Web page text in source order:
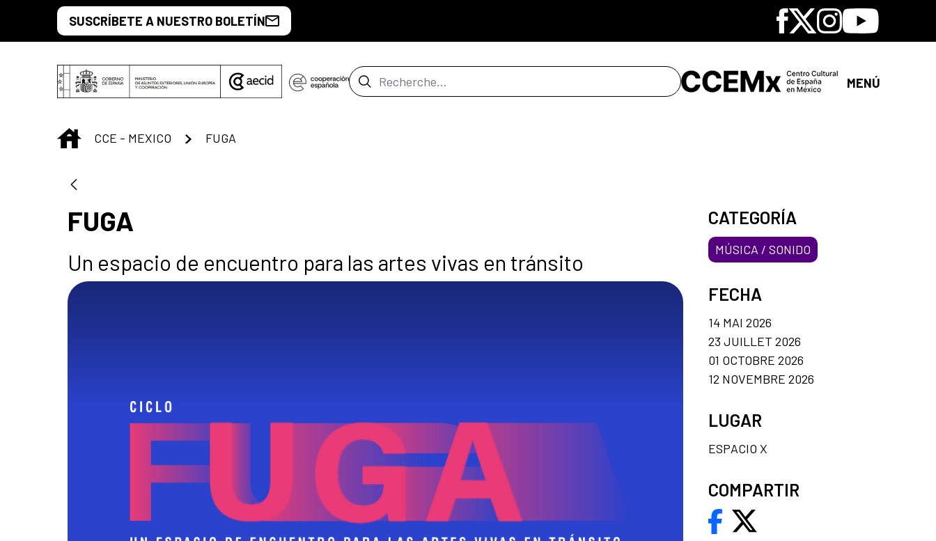
Saut au contenu principal
SUSCRÍBETE A NUESTRO BOLETÍN Facebook
X Instagram
Youtube
Barre de recherche MENÚ
INICIO
CCE - MEXICO FUGA
FUGA
Un espacio de encuentro para las artes vivas en tránsito
CATEGORÍA
MÚSICA / SONIDO
FECHA
14 MAI 2026
23 JUILLET 2026
01 OCTOBRE 2026
12 NOVEMBRE 2026
LUGAR
ESPACIO X
COMPARTIR